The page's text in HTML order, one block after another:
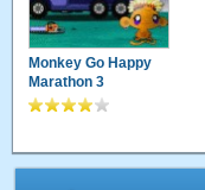
Monkey Go Happy
Marathon 3